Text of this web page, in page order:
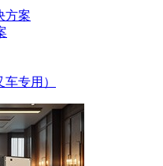
方案
专用）